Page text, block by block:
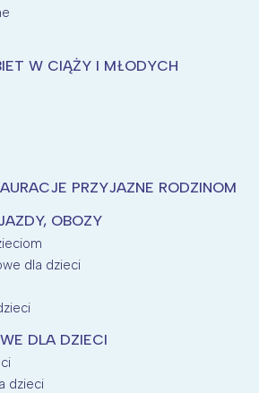
W CIĄŻY I MŁODYCH
PRZYJAZNE RODZINOM
OBOZY
dla dzieci
DLA DZIECI
dzieci